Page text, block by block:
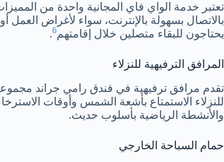
تعتبر خدمة الواي فاي المجانية واحدة من
بالاتصال بسهولة بالإنترنت، سواء لأغراض العمل
يحتاجون للبقاء متصلين خلال إقامتهم6
.
المرافق الترفيهية للنزلاء
تقدم مرافق ترفيهية في فندق رامي جراند مجموعة
للنزلاء الاستمتاع بأشعة الشمس وأوقات
والأنشطة الرياضية بأسلوب حديث.
حمام السباحة الخارجي